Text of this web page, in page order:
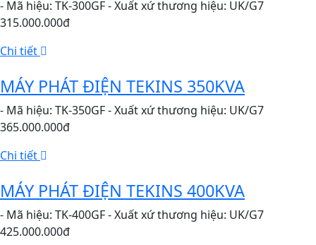
- Mã hiệu: TK-300GF - Xuất xứ thương hiệu: UK/G7
315.000.000đ
Chi tiết
MÁY PHÁT ĐIỆN TEKINS 350KVA
- Mã hiệu: TK-350GF - Xuất xứ thương hiệu: UK/G7
365.000.000đ
Chi tiết
MÁY PHÁT ĐIỆN TEKINS 400KVA
- Mã hiệu: TK-400GF - Xuất xứ thương hiệu: UK/G7
425.000.000đ